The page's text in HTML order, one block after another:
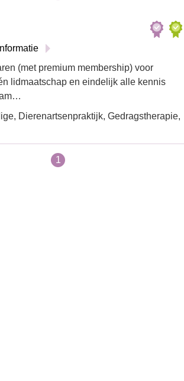
(met premium membership) voor
lidmaatschap en eindelijk alle kennis
Dierenartsenpraktijk, Gedragstherapie,
1